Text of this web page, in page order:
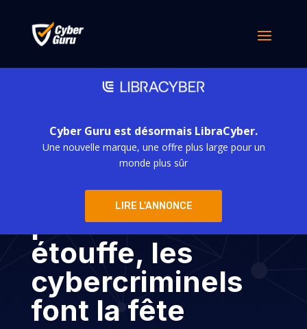
Cyber Guru est désormais LibraCyber.
Une nouvelle marque, une offre plus large pour un
monde plus sûr
LIRE L'ANNONCE
Escroqueries et
fêtes : si leur
parfum nous
étouffe, les
cybercriminels
font la fête